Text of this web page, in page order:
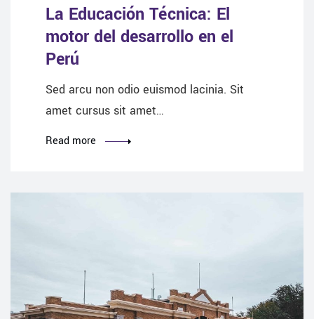
La Educación Técnica: El
motor del desarrollo en el
Perú
Sed arcu non odio euismod lacinia. Sit
amet cursus sit amet…
Read more